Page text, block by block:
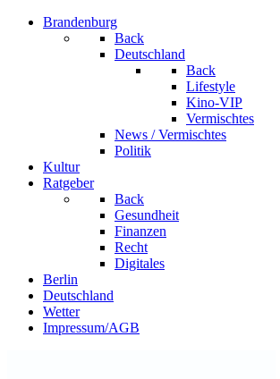
Brandenburg
Back
Deutschland
Back
Lifestyle
Kino-VIP
Vermischtes
News / Vermischtes
Politik
Kultur
Ratgeber
Back
Gesundheit
Finanzen
Recht
Digitales
Berlin
Deutschland
Wetter
Impressum/AGB